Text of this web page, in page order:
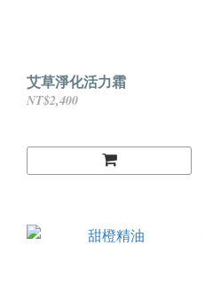
艾草淨化活力霜
NT$2,400